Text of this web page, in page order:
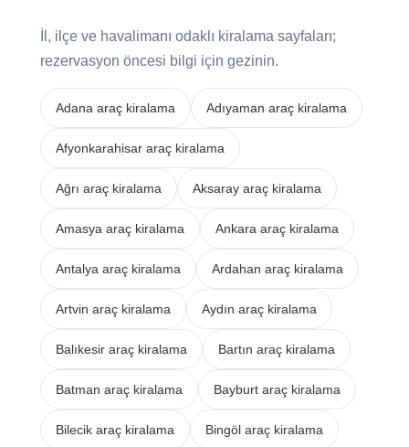
İl, ilçe ve havalimanı odaklı kiralama sayfaları;
rezervasyon öncesi bilgi için gezinin.
Adana araç kiralama Adıyaman araç kiralama
Afyonkarahisar araç kiralama
Ağrı araç kiralama Aksaray araç kiralama
Amasya araç kiralama Ankara araç kiralama
Antalya araç kiralama Ardahan araç kiralama
Artvin araç kiralama Aydın araç kiralama
Balıkesir araç kiralama Bartın araç kiralama
Batman araç kiralama Bayburt araç kiralama
Bilecik araç kiralama Bingöl araç kiralama